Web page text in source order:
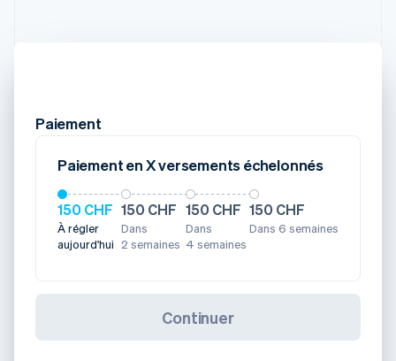
Paiement
Paiement en X versements échelonnés
150 CHF
À régler
aujourd'hui
150 CHF
Dans
2 semaines
150 CHF
Dans
4 semaines
150 CHF
Dans 6 semaines
Continuer